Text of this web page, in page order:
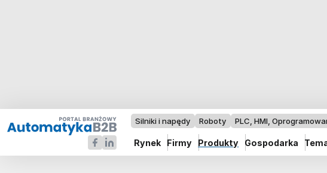
Silniki i napędy Roboty PLC, HMI,
Rynek Firmy Produkty Gospodarka